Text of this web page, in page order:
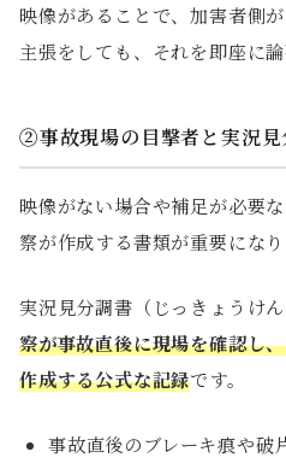
映像があることで、加害者側
主張をしても、それを即座に
②事故現場の目撃者と実況見
映像がない場合や補足が必要
察が作成する書類が重要になり
実況見分調書（じっきょうけ
察が事故直後に現場を確認し
作成する公式な記録です。
事故直後のブレーキ痕や破